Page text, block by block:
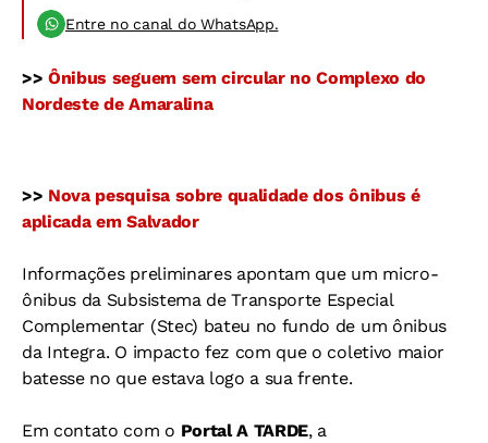
Entre no canal do WhatsApp.
>>Ônibus seguem sem circular no Complexo do
Nordeste de Amaralina
>> Nova pesquisa sobre qualidade dos ônibus é
aplicada em Salvador
Informações preliminares apontam que um micro-
ônibus da Subsistema de Transporte Especial
Complementar (Stec) bateu no fundo de um ônibus
da Integra. O impacto fez com que o coletivo maior
batesse no que estava logo a sua frente.
Em contato com o Portal A TARDE, a